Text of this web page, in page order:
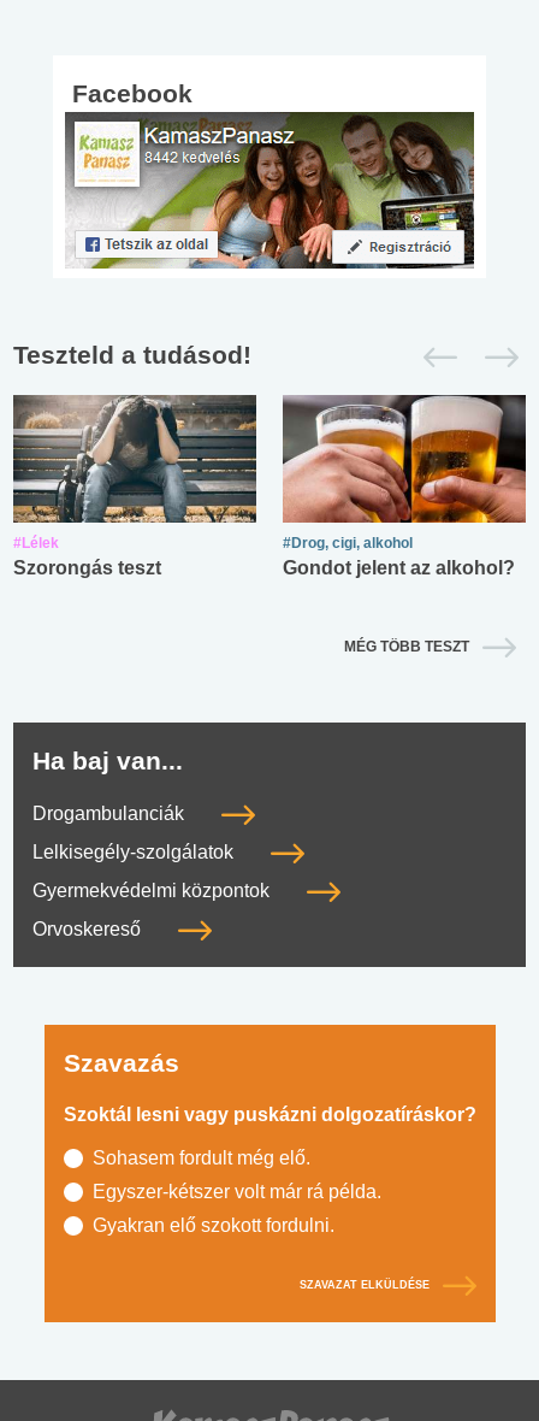
Facebook
Teszteld a tudásod!
#Lélek
Szorongás teszt
#Drog, cigi, alkohol
Gondot jelent az alkohol?
MÉG TÖBB TESZT
Ha baj van...
Drogambulanciák
Lelkisegély-szolgálatok
Gyermekvédelmi központok
Orvoskereső
Szavazás
Szoktál lesni vagy puskázni dolgozatíráskor?
Sohasem fordult még elő.
Egyszer-kétszer volt már rá példa.
Gyakran elő szokott fordulni.
SZAVAZAT ELKÜLDÉSE